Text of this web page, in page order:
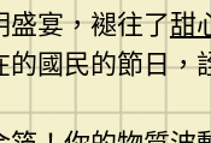
盛宴，褪往了甜
國民的節日